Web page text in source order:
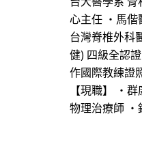
心主任 ・馬偕
台灣脊椎外科
健) 四級全認
作國際教練證
【現職】 ・
物理治療師 ・